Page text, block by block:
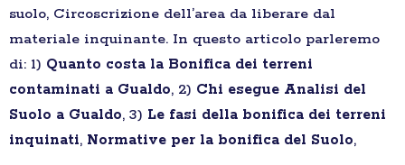
suolo, Circoscrizione dell’area da liberare dal
materiale inquinante. In questo articolo parleremo
di: 1) Quanto costa la Bonifica dei terreni
contaminati a Gualdo, 2) Chi esegue Analisi del
Suolo a Gualdo, 3) Le fasi della bonifica dei terreni
inquinati, Normative per la bonifica del Suolo,